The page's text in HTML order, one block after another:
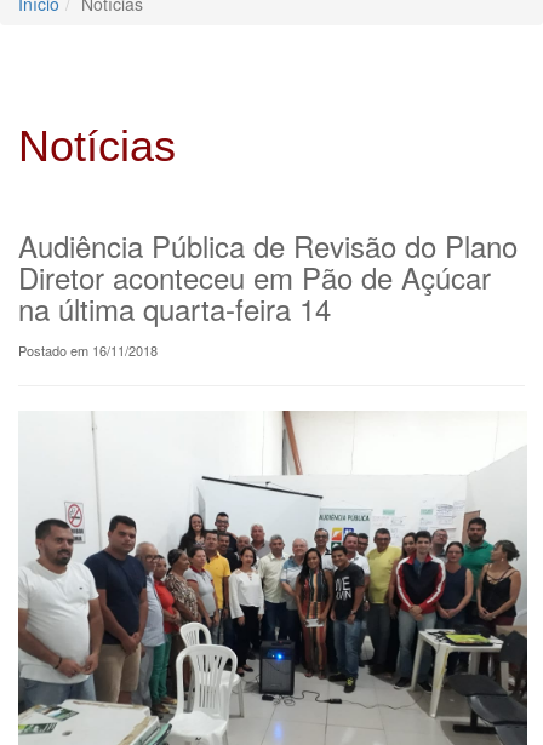
Notícias
Audiência Pública de Revisão do Plano
Diretor aconteceu em Pão de Açúcar
na última quarta-feira 14
Postado em 16/11/2018